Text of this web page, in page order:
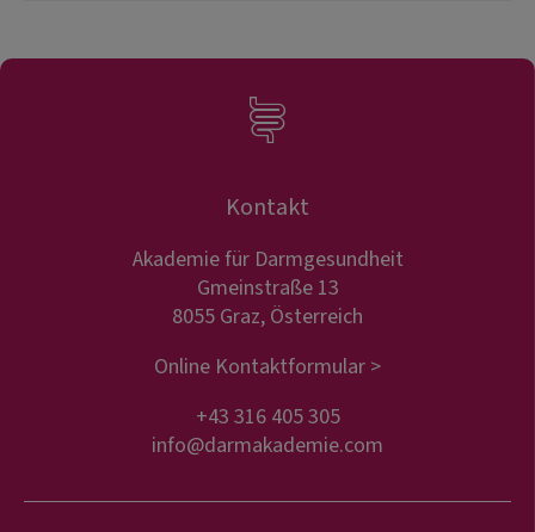
Kontakt
Akademie für Darmgesundheit
Gmeinstraße 13
8055 Graz, Österreich
Online Kontaktformular >
+43 316 405 305
info@darmakademie.com